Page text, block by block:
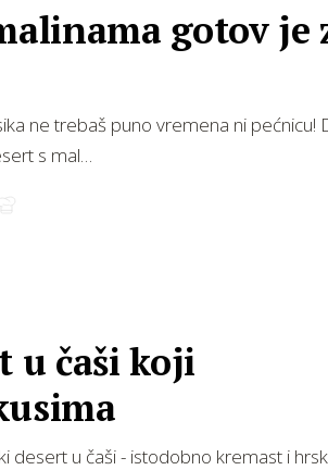
gotov je
ne trebaš puno vremena ni pećnicu!
s mal…
u čaši koji
desert u čaši - istodobno kremast i